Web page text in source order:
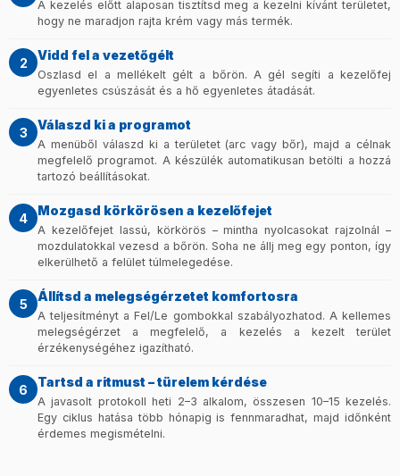
A kezelés előtt alaposan tisztítsd meg a kezelni kívánt területet,
hogy ne maradjon rajta krém vagy más termék.
2 Vidd fel a vezetőgélt
Oszlasd el a mellékelt gélt a bőrön. A gél segíti a kezelőfej
egyenletes csúszását és a hő egyenletes átadását.
3 Válaszd ki a programot
A menüből válaszd ki a területet (arc vagy bőr), majd a célnak
megfelelő programot. A készülék automatikusan betölti a hozzá
tartozó beállításokat.
4 Mozgasd körkörösen a kezelőfejet
A kezelőfejet lassú, körkörös – mintha nyolcasokat rajzolnál –
mozdulatokkal vezesd a bőrön. Soha ne állj meg egy ponton, így
elkerülhető a felület túlmelegedése.
5 Állítsd a melegségérzetet komfortosra
A teljesítményt a Fel/Le gombokkal szabályozhatod. A kellemes
melegségérzet a megfelelő, a kezelés a kezelt terület
érzékenységéhez igazítható.
6 Tartsd a ritmust – türelem kérdése
A javasolt protokoll heti 2–3 alkalom, összesen 10–15 kezelés.
Egy ciklus hatása több hónapig is fennmaradhat, majd időnként
érdemes megismételni.